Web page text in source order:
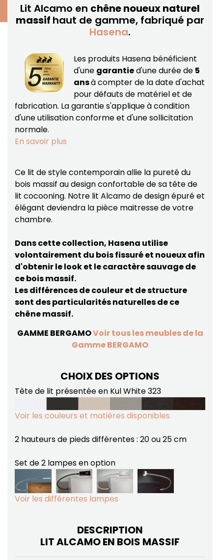
Lit Alcamo en chêne noueux naturel
massif haut de gamme, fabriqué par
Hasena.
Les produits Hasena bénéficient
d'une garantied'une durée de 5
ansà compter de la date d'achat
pour défauts de matériel et de
fabrication. La garantie s'applique à condition
d'une utilisation conforme et d'une sollicitation
normale.
En savoir plus
Ce lit de style contemporain allie la pureté du
bois massif au design confortable de sa tête de
lit cocooning. Notre lit Alcamo de design épuré et
élégant deviendra la pièce maitresse de votre
chambre.
Dans cette collection, Hasena utilise
volontairement du bois fissuré et noueux afin
d'obtenir le look et le caractère sauvage de
ce bois massif.
Les différences de couleur et de structure
sont des particularités naturelles de ce
chêne massif.
GAMME BERGAMOVoir tous les meubles de la
Gamme BERGAMO
CHOIX DES OPTIONS
Tête de lit présentée en Kul White 323
Voir les couleurs et matières disponibles
2 hauteurs de pieds différentes : 20 ou 25 cm
Set de 2 lampes en option
Voir les différentes lampes
DESCRIPTION
LIT ALCAMO EN BOIS MASSIF